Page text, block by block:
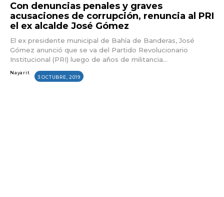
Con denuncias penales y graves
acusaciones de corrupción, renuncia al PRI
el ex alcalde José Gómez
El ex presidente municipal de Bahía de Banderas, José
Gómez anunció que se va del Partido Revolucionario
Institucional (PRI) luego de años de militancia...
Nayarit
3 OCTUBRE, 2019